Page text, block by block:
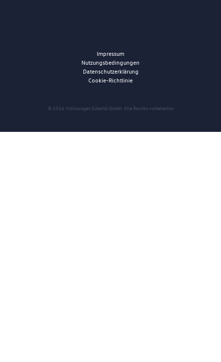
© 2026 Volkswagen Zubehör GmbH. Alle Rechte vorbehalten
Impressum
Nutzungsbedingungen
Datenschutzerklärung
Cookie-Richtlinie